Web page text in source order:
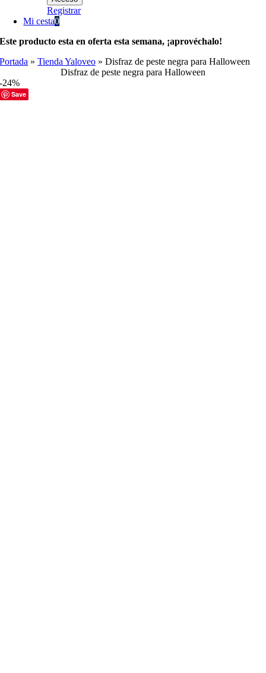
Registrar
Mi cesta0
Este producto esta en oferta esta semana, ¡aprovéchalo!
Portada »Tienda Yaloveo »Disfraz de peste negra para Halloween
Disfraz de peste negra para Halloween
-24%
Save